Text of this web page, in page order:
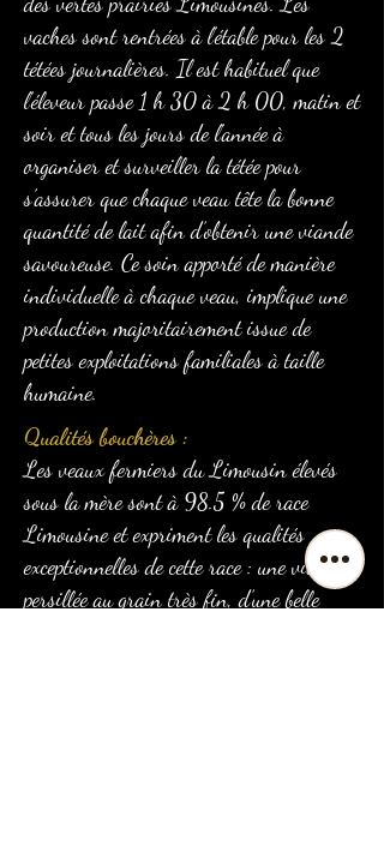
vaches sont rentrées à l’étable pour les 2
tétées journalières. Il est habituel que
l’éleveur passe 1 h 30 à 2 h 00, matin et
soir et tous les jours de l’année à
organiser et surveiller la tétée pour
s’assurer que chaque veau tête la bonne
quantité de lait afin d’obtenir une viande
savoureuse. Ce soin apporté de manière
individuelle à chaque veau, implique une
production majoritairement issue de
petites exploitations familiales à taille
humaine.
Qualités bouchères :
Les veaux fermiers du Limousin élevés
sous la mère sont à 98.5 % de race
Limousine et expriment les qualités
exceptionnelles de cette race : une viande
persillée au grain très fin, d’une belle